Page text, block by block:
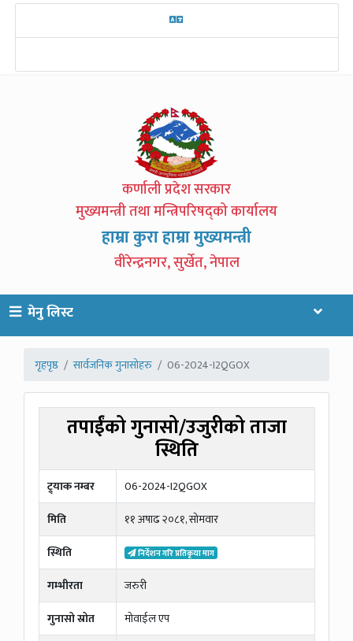
कर्णाली प्रदेश सरकार
मुख्यमन्त्री तथा मन्त्रिपरिषद्को कार्यालय
हाम्रा कुरा हाम्रा मुख्यमन्त्री
वीरेन्द्रनगर, सुर्खेत, नेपाल
मेनु लिस्ट
गृहपृष्ठ सार्वजनिक गुनासोहरु 06-2024-I2QGOX
तपाईंको गुनासो/उजुरीको ताजा
स्थिति
ट्र्याक नम्बर
06-2024-I2QGOX
मिति
११ अषाढ २०८१, सोमवार
स्थिति
निर्देशन गरि प्रतिकृया माग
गम्भीरता
जरुरी
गुनासो स्रोत
मोवाईल एप